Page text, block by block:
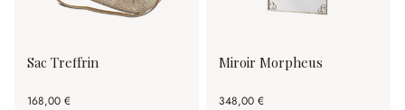
Sac Treffrin
168,00 €
Miroir Morpheus
348,00 €